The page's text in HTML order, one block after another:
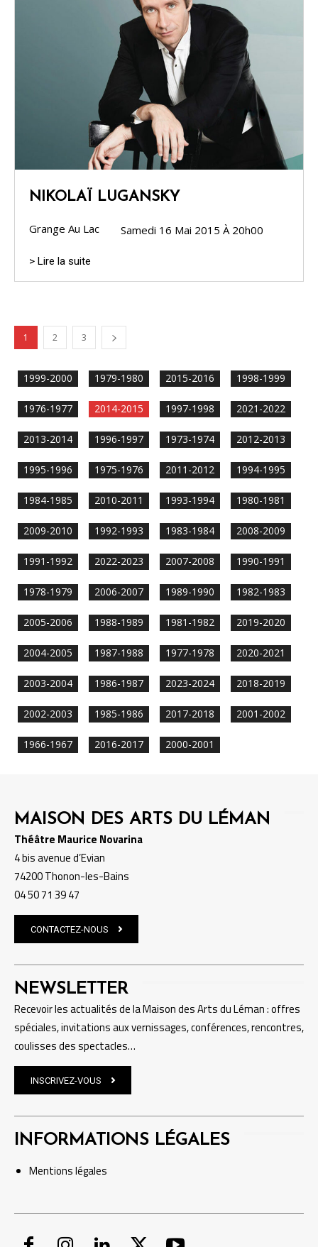
NIKOLAÏ LUGANSKY
Grange Au Lac Samedi 16 Mai 2015 À 20h00
> Lire la suite
1 2 3
1999-2000 1979-1980 2015-2016 1998-1999
1976-1977 2014-2015 1997-1998 2021-2022
2013-2014 1996-1997 1973-1974 2012-2013
1995-1996 1975-1976 2011-2012 1994-1995
1984-1985 2010-2011 1993-1994 1980-1981
2009-2010 1992-1993 1983-1984 2008-2009
1991-1992 2022-2023 2007-2008 1990-1991
1978-1979 2006-2007 1989-1990 1982-1983
2005-2006 1988-1989 1981-1982 2019-2020
2004-2005 1987-1988 1977-1978 2020-2021
2003-2004 1986-1987 2023-2024 2018-2019
2002-2003 1985-1986 2017-2018 2001-2002
1966-1967 2016-2017 2000-2001
MAISON DES ARTS DU LÉMAN
Théâtre Maurice Novarina
4 bis avenue d’Evian
74200 Thonon-les-Bains
04 50 71 39 47
CONTACTEZ-NOUS
NEWSLETTER
Recevoir les actualités de la Maison des Arts du Léman : offres
spéciales, invitations aux vernissages, conférences, rencontres,
coulisses des spectacles…
INSCRIVEZ-VOUS
INFORMATIONS LÉGALES
Mentionslégales